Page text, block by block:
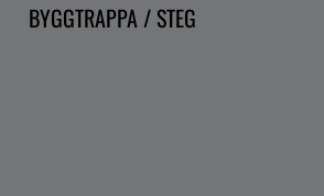
BYGGTRAPPA / STEG